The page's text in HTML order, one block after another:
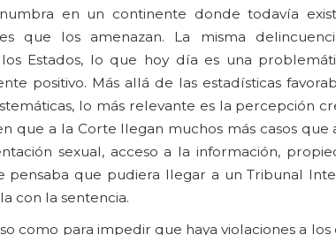
en un continente donde todavía
que los amenazan. La misma
Estados, lo que hoy día es una
positivo. Más allá de las estadísticas
lo más relevante es la percepción
que a la Corte llegan muchos más casos que
sexual, acceso a la información,
pensaba que pudiera llegar a un Tribunal
con la sentencia.
como para impedir que haya violaciones a los